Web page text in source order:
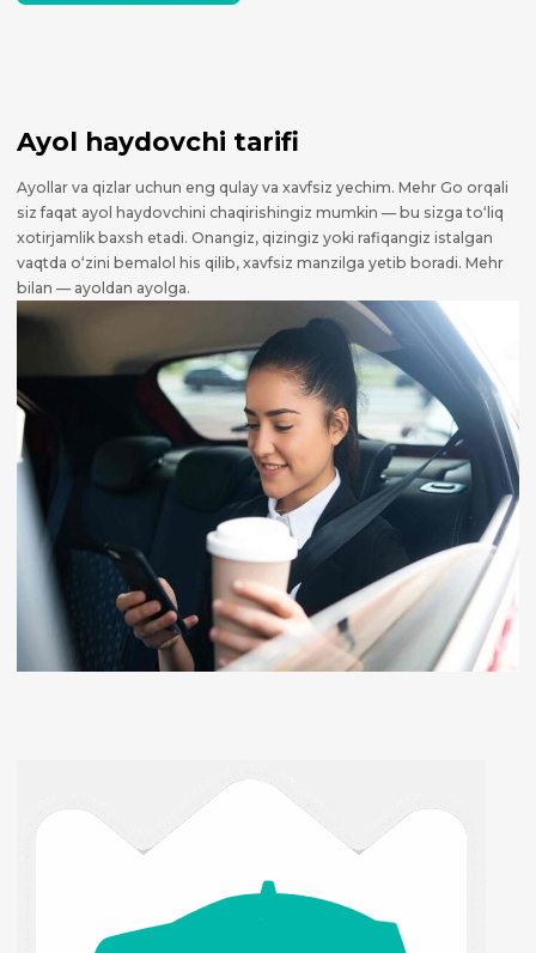
Ayol haydovchi tarifi
Ayollar va qizlar uchun eng qulay va xavfsiz yechim. Mehr Go orqali
siz faqat ayol haydovchini chaqirishingiz mumkin — bu sizga to‘liq
xotirjamlik baxsh etadi. Onangiz, qizingiz yoki rafiqangiz istalgan
vaqtda o‘zini bemalol his qilib, xavfsiz manzilga yetib boradi. Mehr
bilan — ayoldan ayolga.